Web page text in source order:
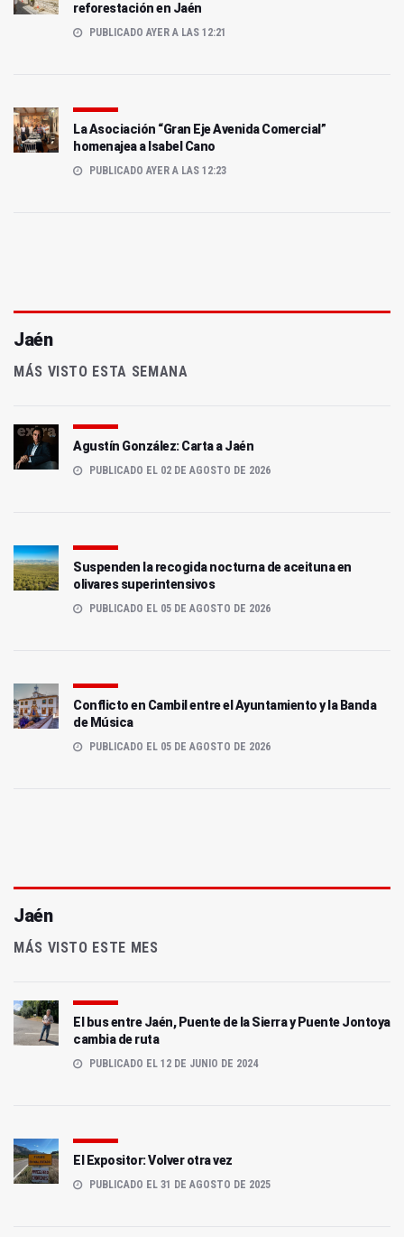
reforestación en Jaén
PUBLICADO AYER A LAS 12:21
La Asociación “Gran Eje Avenida Comercial”
homenajea a Isabel Cano
PUBLICADO AYER A LAS 12:23
Jaén
MÁS VISTO ESTA SEMANA
Agustín González: Carta a Jaén
PUBLICADO EL 02 DE AGOSTO DE 2026
Suspenden la recogida nocturna de aceituna en
olivares superintensivos
PUBLICADO EL 05 DE AGOSTO DE 2026
Conflicto en Cambil entre el Ayuntamiento y la Banda
de Música
PUBLICADO EL 05 DE AGOSTO DE 2026
Jaén
MÁS VISTO ESTE MES
El bus entre Jaén, Puente de la Sierra y Puente Jontoya
cambia de ruta
PUBLICADO EL 12 DE JUNIO DE 2024
El Expositor: Volver otra vez
PUBLICADO EL 31 DE AGOSTO DE 2025